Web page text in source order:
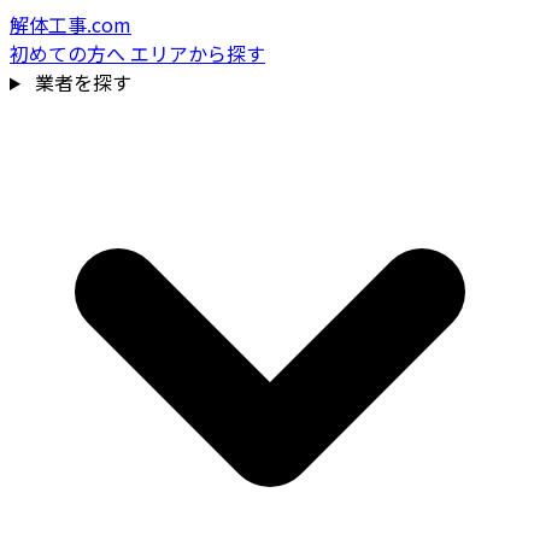
解体工事.com
初めての方へ エリアから探す
業者を探す